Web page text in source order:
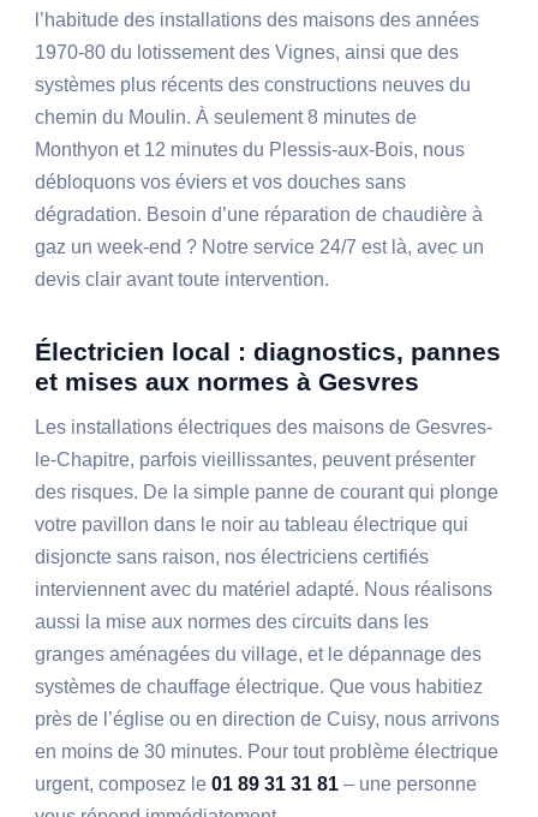
l’habitude des installations des maisons des années
1970-80 du lotissement des Vignes, ainsi que des
systèmes plus récents des constructions neuves du
chemin du Moulin. À seulement 8 minutes de
Monthyon et 12 minutes du Plessis-aux-Bois, nous
débloquons vos éviers et vos douches sans
dégradation. Besoin d’une réparation de chaudière à
gaz un week-end ? Notre service 24/7 est là, avec un
devis clair avant toute intervention.
Électricien local : diagnostics, pannes
et mises aux normes à Gesvres
Les installations électriques des maisons de Gesvres-
le-Chapitre, parfois vieillissantes, peuvent présenter
des risques. De la simple panne de courant qui plonge
votre pavillon dans le noir au tableau électrique qui
disjoncte sans raison, nos électriciens certifiés
interviennent avec du matériel adapté. Nous réalisons
aussi la mise aux normes des circuits dans les
granges aménagées du village, et le dépannage des
systèmes de chauffage électrique. Que vous habitiez
près de l’église ou en direction de Cuisy, nous arrivons
en moins de 30 minutes. Pour tout problème électrique
urgent, composez le01 89 31 31 81 – une personne